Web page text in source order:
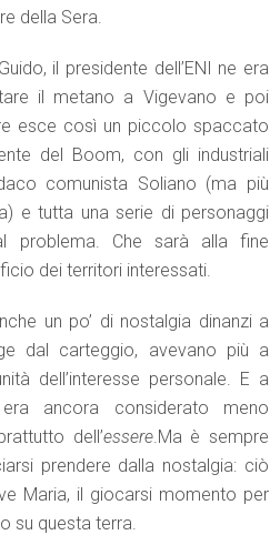
della Sera.
il presidente dell’ENI ne era
il metano a Vigevano e poi
esce così un piccolo spaccato
del Boom, con gli industriali
comunista Soliano (ma più
e tutta una serie di personaggi
problema. Che sarà alla fine
dei territori interessati.
un po’ di nostalgia dinanzi a
dal carteggio, avevano più a
dell’interesse personale. E a
ancora considerato meno
dell’essere.Ma è sempre
prendere dalla nostalgia: ciò
Maria, il giocarsi momento per
su questa terra.